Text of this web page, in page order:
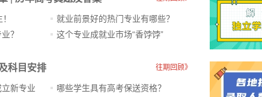
？
就业前景好的热门专业有哪些？
这个专业成就业市场“香饽饽”​
科目安排 往期回顾》
新专业
哪些学生具有高考保送资格？